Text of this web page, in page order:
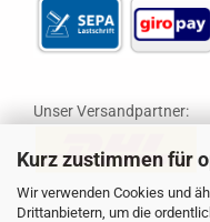
Kurz zustimmen für
Wir verwenden Cookies und
Drittanbietern, um die
Unser Versandpartner: